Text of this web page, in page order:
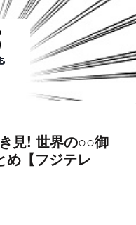
見! 世界の○○御
め【フジテレ